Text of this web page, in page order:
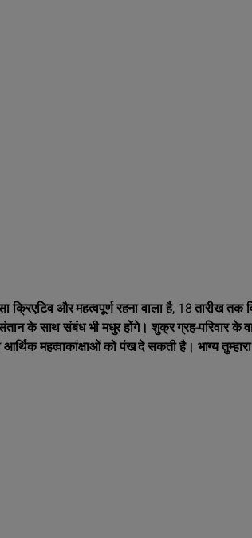
क्रिएटिव और महत्वपूर्ण रहना वाला है, 18 तारीख तक
के साथ संबंध भी मधुर होंगे। शुक्र ग्रह-परिवार के
महत्‍वाकांक्षाओं को पंख दे सकती है। भाग्य